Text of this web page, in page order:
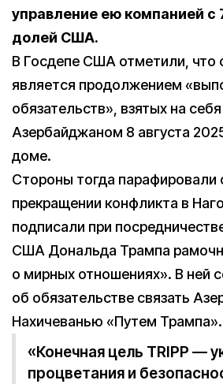
управление ею компанией с
долей США.
В Госдепе США отметили, что
является продолжением
обязательств», взятых на
Азербайджаном 8 августа
доме.
Стороны тогда парафировали
прекращении конфликта в
подписали при
США Дональда Трампа
о мирных отношениях». В ней
об обязательстве связать
Нахичеванью «Путем Трампа».
«Конечная цель TRIPP —
процветания и